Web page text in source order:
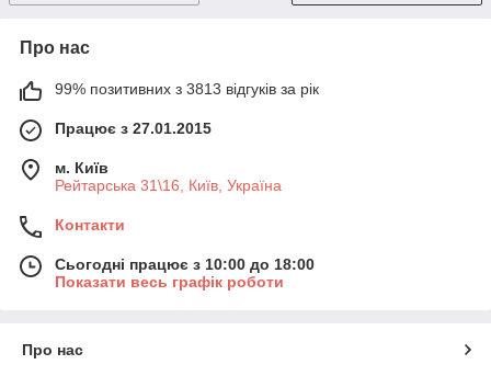
Про нас
99% позитивних з 3813 відгуків за рік
Працює з 27.01.2015
м. Київ
Рейтарська 31\16, Київ, Україна
Контакти
Сьогодні працює з 10:00 до 18:00
Показати весь графік роботи
Про нас